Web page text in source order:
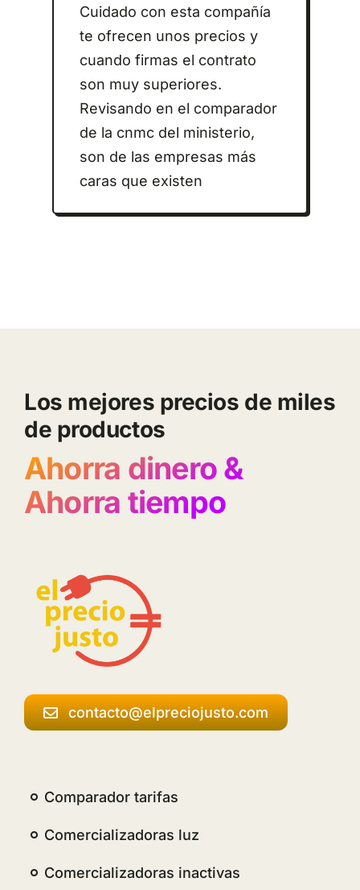
Cuidado con esta compañía
te ofrecen unos precios y
cuando firmas el contrato
son muy superiores.
Revisando en el comparador
de la cnmc del ministerio,
son de las empresas más
caras que existen
Los mejores precios de miles
de productos
Ahorra dinero &
Ahorra tiempo
contacto@elpreciojusto.com
Comparador tarifas
Comercializadoras luz
Comercializadoras inactivas